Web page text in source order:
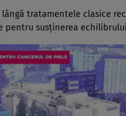
tratamentele clasice
pentru susținerea